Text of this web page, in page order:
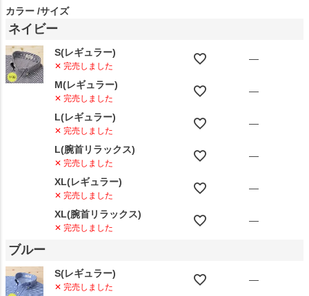
カラー サイズ
ネイビー
S(レギュラー)
✕ 完売しました
—
M(レギュラー)
✕ 完売しました
—
L(レギュラー)
✕ 完売しました
—
L(腕首リラックス)
✕ 完売しました
—
XL(レギュラー)
✕ 完売しました
—
XL(腕首リラックス)
✕ 完売しました
—
ブルー
S(レギュラー)
✕ 完売しました
—